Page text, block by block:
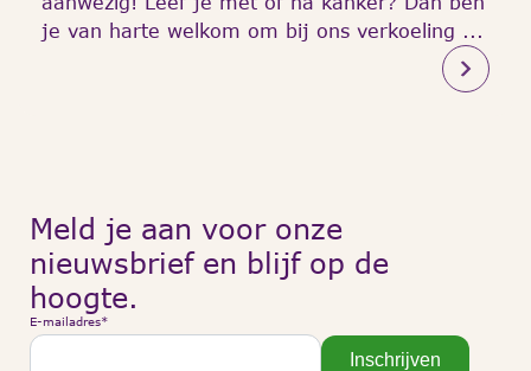
je van harte welkom om bij ons verkoeling ...
Meld je aan voor onze
nieuwsbrief en blijf op de
hoogte.
E-mailadres*
Inschrijven